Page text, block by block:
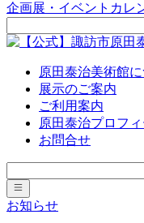
企画展・イベントカレ
原田泰治美術館
展示のご案内
ご利用案内
原田泰治プロフ
お問合せ
お知らせ